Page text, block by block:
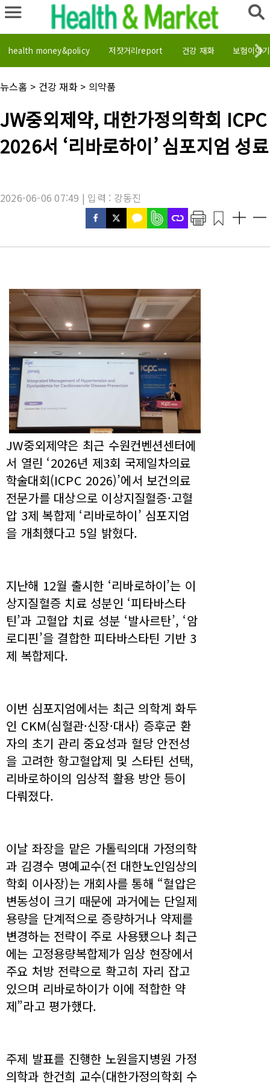
health money&policy 저잣거리report 건강 재화 보험이야기
채
널
뉴스홈 > 건강 재화> 의약품
기
사
목
:
JW중외제약, 대한가정의학회 ICPC
2026서 ‘리바로하이’ 심포지엄 성료
2026-06-06 07:49 | 입력 : 강동진
JW중외제약은 최근 수원컨벤션센터에
서 열린 ‘2026년 제3회 국제일차의료
학술대회(ICPC 2026)’에서 보건의료
전문가를 대상으로 이상지질혈증·고혈
압 3제 복합제 ‘리바로하이’ 심포지엄
을 개최했다고 5일 밝혔다.
지난해 12월 출시한 ‘리바로하이’는 이
상지질혈증 치료 성분인 ‘피타바스타
틴’과 고혈압 치료 성분 ‘발사르탄’, ‘암
로디핀’을 결합한 피타바스타틴 기반 3
제 복합제다.
이번 심포지엄에서는 최근 의학계 화두
인 CKM(심혈관·신장·대사) 증후군 환
자의 초기 관리 중요성과 혈당 안전성
을 고려한 항고혈압제 및 스타틴 선택,
리바로하이의 임상적 활용 방안 등이
다뤄졌다.
이날 좌장을 맡은 가톨릭의대 가정의학
과 김경수 명예교수(전 대한노인임상의
학회 이사장)는 개회사를 통해 “혈압은
변동성이 크기 때문에 과거에는 단일제
용량을 단계적으로 증량하거나 약제를
변경하는 전략이 주로 사용됐으나 최근
에는 고정용량복합제가 임상 현장에서
주요 처방 전략으로 확고히 자리 잡고
있으며 리바로하이가 이에 적합한 약
제”라고 평가했다.
주제 발표를 진행한 노원을지병원 가정
의학과 한건희 교수(대한가정의학회 수